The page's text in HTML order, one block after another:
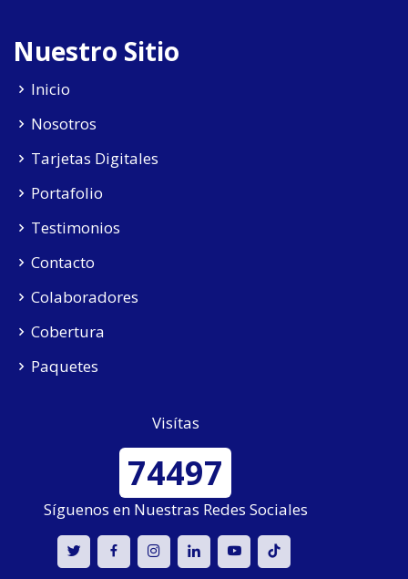
Nuestro Sitio
Inicio
Nosotros
Tarjetas Digitales
Portafolio
Testimonios
Contacto
Colaboradores
Cobertura
Paquetes
Visítas
74497
Síguenos en Nuestras Redes Sociales